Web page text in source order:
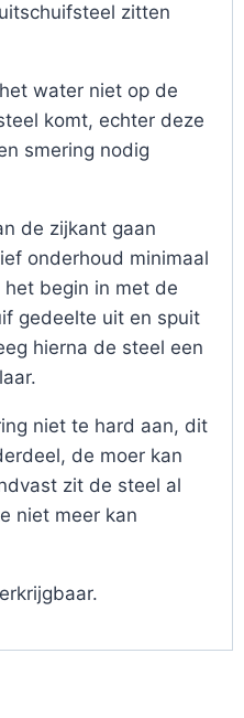
zitten
water niet op de
komt, echter deze
smering nodig
de zijkant gaan
onderhoud minimaal
begin in met de
gedeelte uit en spuit
hierna de steel een
niet te hard aan, dit
de moer kan
zit de steel al
niet meer kan